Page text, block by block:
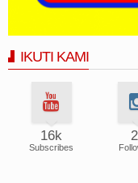
IKUTI KAMI
16k
Subscribes